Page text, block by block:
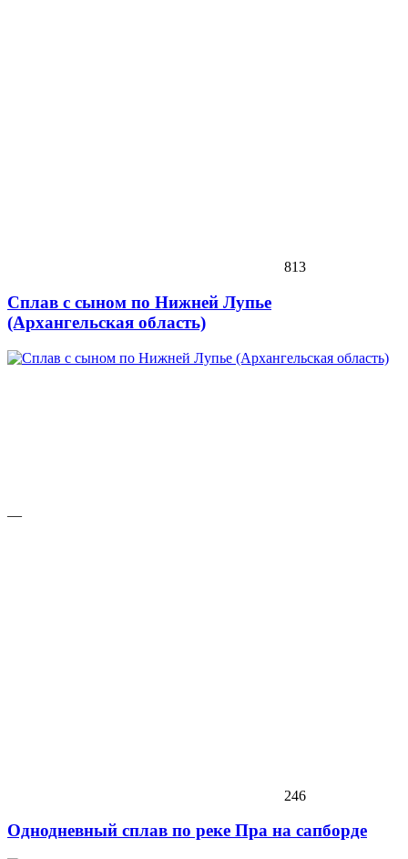
813
Сплав с сыном по Нижней Лупье
(Архангельская область)
—
246
Однодневный сплав по реке Пра на сапборде